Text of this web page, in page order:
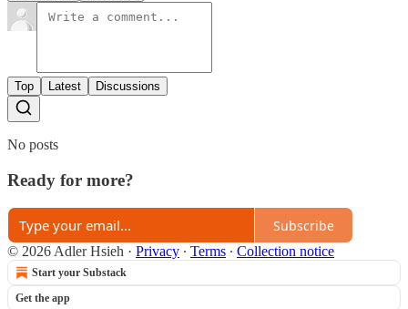
Top Latest Discussions
No posts
Ready for more?
Subscribe
© 2026 Adler Hsieh · Privacy ∙ Terms ∙ Collection notice
Start your Substack
Get the app